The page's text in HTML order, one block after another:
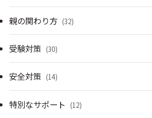
親の関わり方 (32)
受験対策 (30)
安全対策 (14)
特別なサポート (12)